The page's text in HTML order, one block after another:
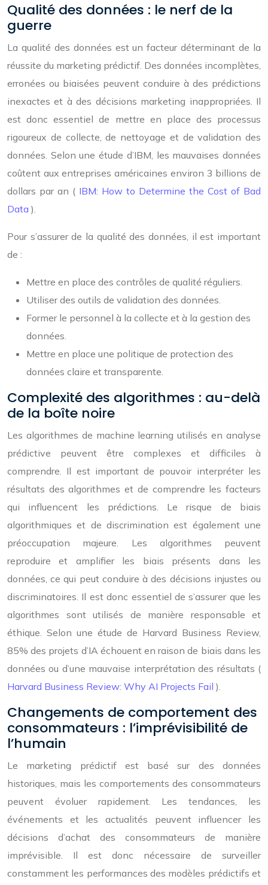
Qualité des données : le nerf de la
guerre
La qualité des données est un facteur déterminant de la
réussite du marketing prédictif. Des données incomplètes,
erronées ou biaisées peuvent conduire à des prédictions
inexactes et à des décisions marketing inappropriées. Il
est donc essentiel de mettre en place des processus
rigoureux de collecte, de nettoyage et de validation des
données. Selon une étude d’IBM, les mauvaises données
coûtent aux entreprises américaines environ 3 billions de
dollars par an ( IBM: How to Determine the Cost of Bad
Data ).
Pour s’assurer de la qualité des données, il est important
de :
Mettre en place des contrôles de qualité réguliers.
Utiliser des outils de validation des données.
Former le personnel à la collecte et à la gestion des
données.
Mettre en place une politique de protection des
données claire et transparente.
Complexité des algorithmes : au-delà
de la boîte noire
Les algorithmes de machine learning utilisés en analyse
prédictive peuvent être complexes et difficiles à
comprendre. Il est important de pouvoir interpréter les
résultats des algorithmes et de comprendre les facteurs
qui influencent les prédictions. Le risque de biais
algorithmiques et de discrimination est également une
préoccupation majeure. Les algorithmes peuvent
reproduire et amplifier les biais présents dans les
données, ce qui peut conduire à des décisions injustes ou
discriminatoires. Il est donc essentiel de s’assurer que les
algorithmes sont utilisés de manière responsable et
éthique. Selon une étude de Harvard Business Review,
85% des projets d’IA échouent en raison de biais dans les
données ou d’une mauvaise interprétation des résultats (
Harvard Business Review: Why AI Projects Fail ).
Changements de comportement des
consommateurs : l’imprévisibilité de
l’humain
Le marketing prédictif est basé sur des données
historiques, mais les comportements des consommateurs
peuvent évoluer rapidement. Les tendances, les
événements et les actualités peuvent influencer les
décisions d’achat des consommateurs de manière
imprévisible. Il est donc nécessaire de surveiller
constamment les performances des modèles prédictifs et